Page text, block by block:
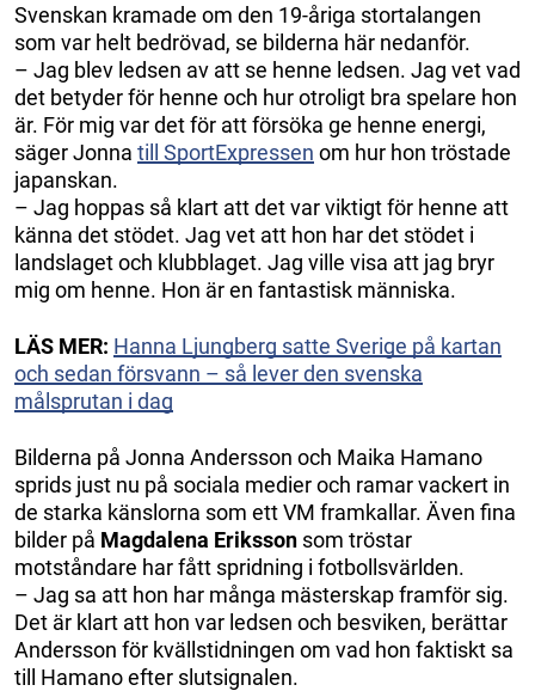
Svenskan kramade om den 19-åriga stortalangen
som var helt bedrövad, se bilderna här nedanför.
– Jag blev ledsen av att se henne ledsen. Jag vet vad
det betyder för henne och hur otroligt bra spelare hon
är. För mig var det för att försöka ge henne energi,
säger Jonna till SportExpressen om hur hon tröstade
japanskan.
– Jag hoppas så klart att det var viktigt för henne att
känna det stödet. Jag vet att hon har det stödet i
landslaget och klubblaget. Jag ville visa att jag bryr
mig om henne. Hon är en fantastisk människa.
LÄS MER: Hanna Ljungberg satte Sverige på kartan
och sedan försvann – så lever den svenska
målsprutan i dag
Bilderna på Jonna Andersson och Maika Hamano
sprids just nu på sociala medier och ramar vackert in
de starka känslorna som ett VM framkallar. Även fina
bilder på Magdalena Eriksson som tröstar
motståndare har fått spridning i fotbollsvärlden.
– Jag sa att hon har många mästerskap framför sig.
Det är klart att hon var ledsen och besviken, berättar
Andersson för kvällstidningen om vad hon faktiskt sa
till Hamano efter slutsignalen.